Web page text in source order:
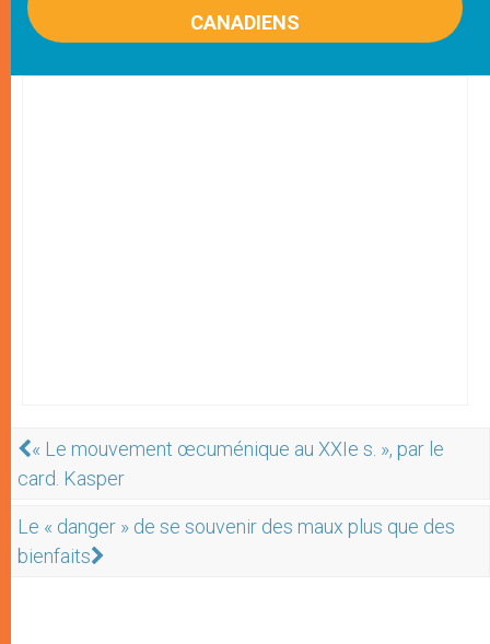
CANADIENS
« Le mouvement œcuménique au XXIe s. », par le
card. Kasper
Le « danger » de se souvenir des maux plus que des
bienfaits